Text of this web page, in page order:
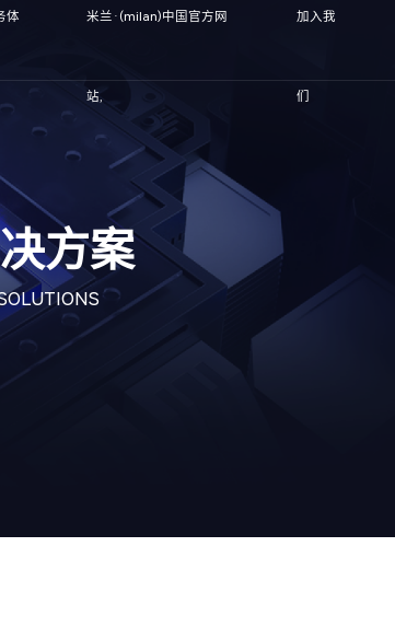
体 米兰·(milan)中国官方网
站,
加入我
们
方案